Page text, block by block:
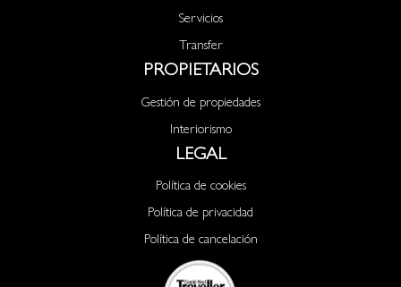
Servicios
Transfer
PROPIETARIOS
Gestión de propiedades
Interiorismo
LEGAL
Política de cookies
Política de privacidad
Política de cancelación